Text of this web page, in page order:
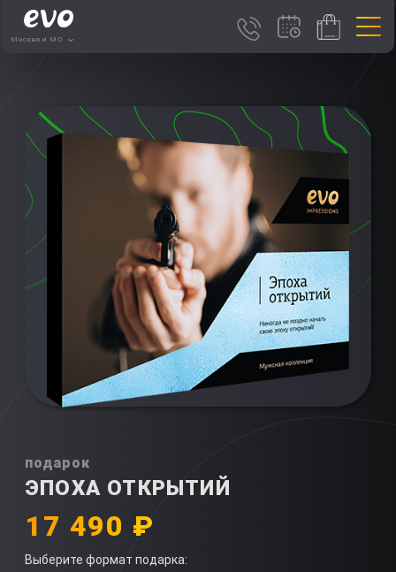
Москва и МО
подарок
ЭПОХА ОТКРЫТИЙ
17 490 ₽
Выберите формат подарка: